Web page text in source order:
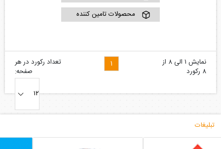
محصولات تامین کننده
نمایش ۱ الی ۸ از
۸ رکورد
تعداد رکورد در هر
صفحه:
تبلیغات